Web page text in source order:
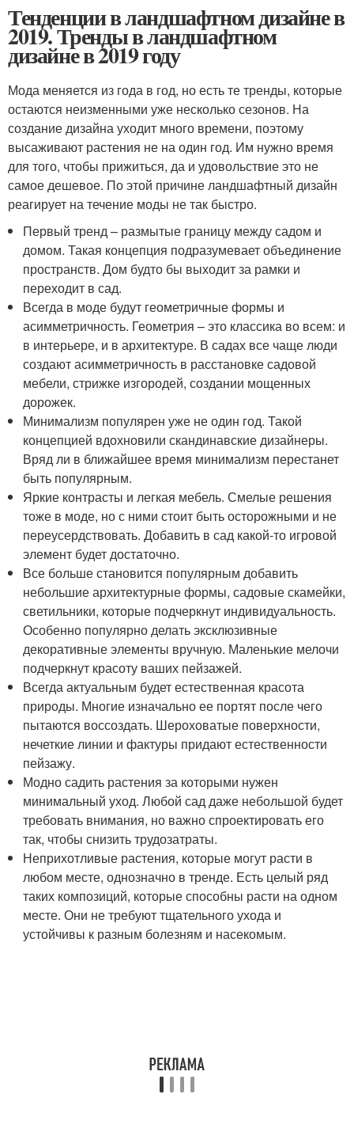
Тенденции в ландшафтном дизайне в
2019. Тренды в ландшафтном
дизайне в 2019 году
Мода меняется из года в год, но есть те тренды, которые
остаются неизменными уже несколько сезонов. На
создание дизайна уходит много времени, поэтому
высаживают растения не на один год. Им нужно время
для того, чтобы прижиться, да и удовольствие это не
самое дешевое. По этой причине ландшафтный дизайн
реагирует на течение моды не так быстро.
Первый тренд – размытые границу между садом и
домом. Такая концепция подразумевает объединение
пространств. Дом будто бы выходит за рамки и
переходит в сад.
Всегда в моде будут геометричные формы и
асимметричность. Геометрия – это классика во всем: и
в интерьере, и в архитектуре. В садах все чаще люди
создают асимметричность в расстановке садовой
мебели, стрижке изгородей, создании мощенных
дорожек.
Минимализм популярен уже не один год. Такой
концепцией вдохновили скандинавские дизайнеры.
Вряд ли в ближайшее время минимализм перестанет
быть популярным.
Яркие контрасты и легкая мебель. Смелые решения
тоже в моде, но с ними стоит быть осторожными и не
переусердствовать. Добавить в сад какой-то игровой
элемент будет достаточно.
Все больше становится популярным добавить
небольшие архитектурные формы, садовые скамейки,
светильники, которые подчеркнут индивидуальность.
Особенно популярно делать эксклюзивные
декоративные элементы вручную. Маленькие мелочи
подчеркнут красоту ваших пейзажей.
Всегда актуальным будет естественная красота
природы. Многие изначально ее портят после чего
пытаются воссоздать. Шероховатые поверхности,
нечеткие линии и фактуры придают естественности
пейзажу.
Модно садить растения за которыми нужен
минимальный уход. Любой сад даже небольшой будет
требовать внимания, но важно спроектировать его
так, чтобы снизить трудозатраты.
Неприхотливые растения, которые могут расти в
любом месте, однозначно в тренде. Есть целый ряд
таких композиций, которые способны расти на одном
месте. Они не требуют тщательного ухода и
устойчивы к разным болезням и насекомым.